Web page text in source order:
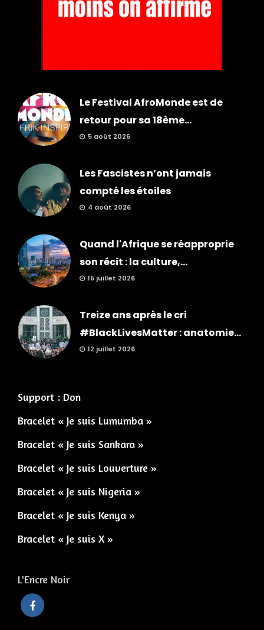
Le Festival AfroMonde est de
retour pour sa 18ème...
5 août 2026
Les Fascistes n’ont jamais
compté les étoiles
4 août 2026
Quand l'Afrique se réapproprie
son récit : la culture,...
15 juillet 2026
Treize ans après le cri
#BlackLivesMatter : anatomie...
12 juillet 2026
Support : Don
Bracelet « Je suis Lumumba »
Bracelet « Je suis Sankara »
Bracelet « Je suis Louverture »
Bracelet « Je suis Nigeria »
Bracelet « Je suis Kenya »
Bracelet « Je suis X »
L'Encre Noir